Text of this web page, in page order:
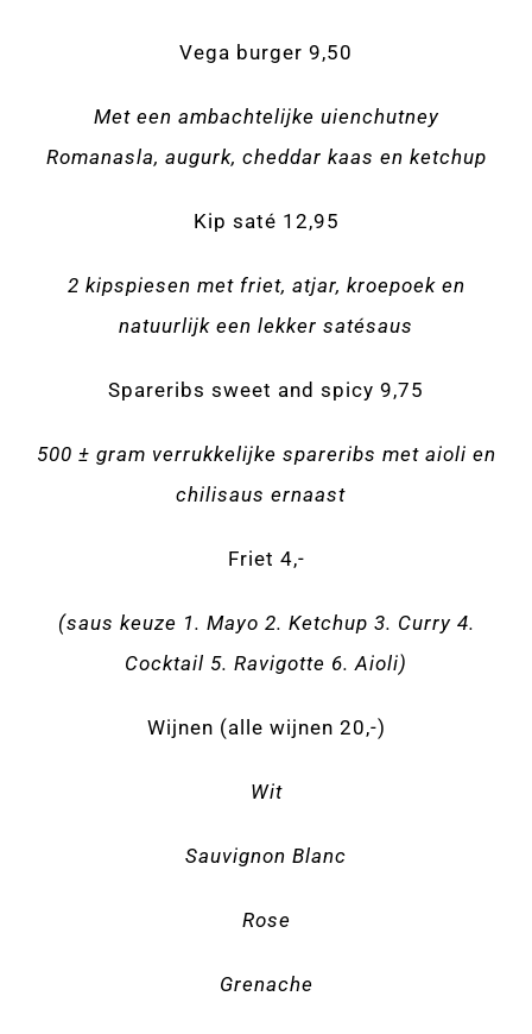
Vega burger 9,50
Met een ambachtelijke uienchutney
Romanasla, augurk, cheddar kaas en ketchup
Kip saté 12,95
2 kipspiesen met friet, atjar, kroepoek en
natuurlijk een lekker satésaus
Spareribs sweet and spicy 9,75
500 ± gram verrukkelijke spareribs met aioli en
chilisaus ernaast
Friet 4,-
(saus keuze 1. Mayo 2. Ketchup 3. Curry 4.
Cocktail 5. Ravigotte 6. Aioli)
Wijnen (alle wijnen 20,-)
Wit
Sauvignon Blanc
Rose
Grenache